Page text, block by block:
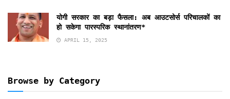
योगी सरकार का बड़ा फैसला: अब आउटसोर्स परिचालकों का
हो सकेगा पारस्परिक स्थानांतरण*
APRIL 15, 2025
Browse by Category